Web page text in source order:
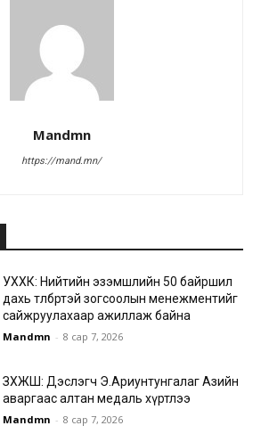
Mandmn
https://mand.mn/
УХХК: Нийтийн эзэмшлийн 50 байршил
дахь төлбөртэй зогсоолын менежментийг
сайжруулахаар ажиллаж байна
Mandmn - 8 сар 7, 2026
ЗХЖШ: Дэслэгч Э.Ариунтунгалаг Азийн
аваргаас алтан медаль хүртлээ
Mandmn - 8 сар 7, 2026